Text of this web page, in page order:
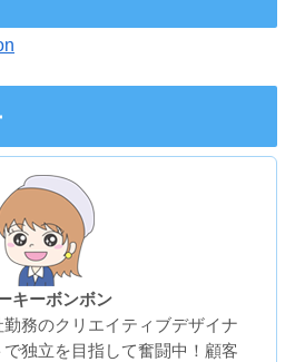
キーボンボン
務のクリエイティブデザイナ
独立を目指して奮闘中！顧客